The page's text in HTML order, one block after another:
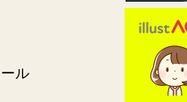
ル